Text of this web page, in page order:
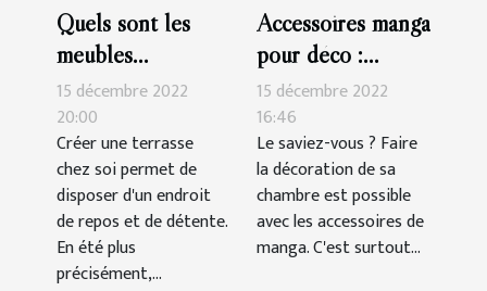
Quels sont les
meubles
indispensables
pour une terrasse?
15 décembre 2022
20:00
Créer une terrasse
chez soi permet de
disposer d'un endroit
de repos et de détente.
En été plus
précisément,...
Accessoires manga
pour déco :
parlons-en !
15 décembre 2022
16:46
Le saviez-vous ? Faire
la décoration de sa
chambre est possible
avec les accessoires de
manga. C'est surtout...